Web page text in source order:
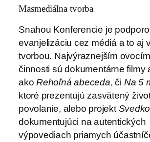
Masmediálna tvorba
Snahou Konferencie je
evanjelizáciu cez médiá a to aj
tvorbou. Najvýraznejším
činnosti sú dokumentárne filmy
akoRehoľná abeceda, či Na 5
ktoré prezentujú zasvätený
povolanie, alebo projekt
dokumentujúci na autentických
výpovediach priamych